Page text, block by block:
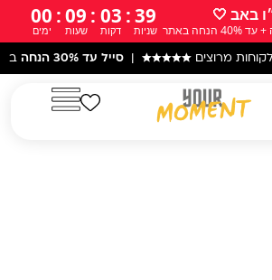
באב 🤍
באתר
38
שניות
:
03
דקות
:
09
שעות
:
00
ימים
★★★★★
|סייל עד 30% הנחה באתר! |